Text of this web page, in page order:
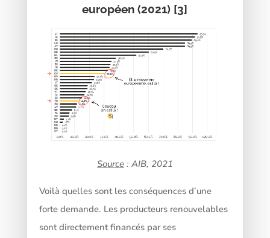
européen (2021) [3]
Source: AIB, 2021
Voilà quelles sont les conséquences d’une
forte demande. Les producteurs renouvelables
sont directement financés par ses